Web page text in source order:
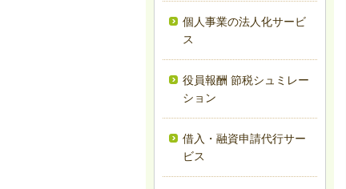
個人事業の法人化サービ
ス
役員報酬 節税シュミレー
ション
借入・融資申請代行サー
ビス